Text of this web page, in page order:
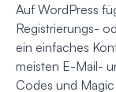
Auf WordPress
Registrierungs-
ein einfaches
meisten E-Mail-
Codes und